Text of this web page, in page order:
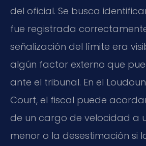
del oficial. Se busca
fue registrada
señalización del límite era
algún factor externo que
ante el tribunal. En el
Court, el fiscal puede
de un cargo de velocidad a
menor o la desestimación si